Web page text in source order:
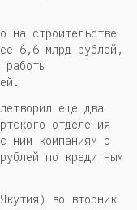
на строительстве
6,6 млрд рублей,
работы
еще два
отделения
ним компаниям о
по кредитным
во вторник